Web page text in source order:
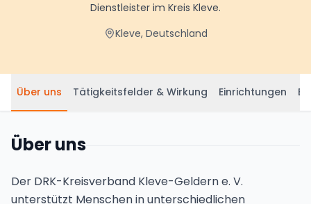
Dienstleister im Kreis Kleve.
Kleve, Deutschland
Über uns Tätigkeitsfelder & Wirkung Einrichtungen
Über uns
Der DRK-Kreisverband Kleve-Geldern e. V.
unterstützt Menschen in unterschiedlichen